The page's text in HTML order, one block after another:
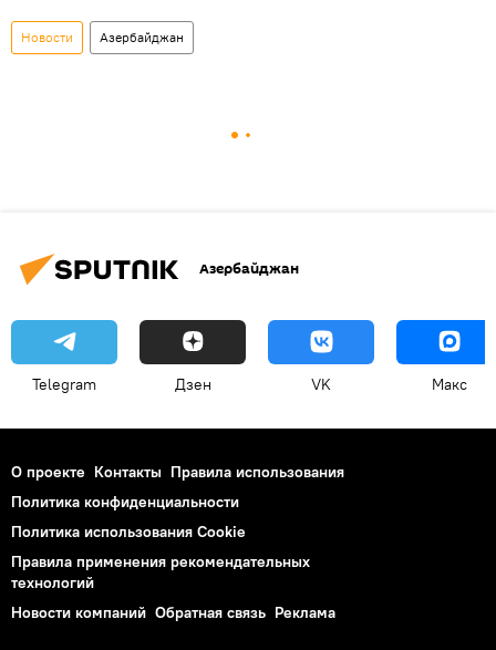
Новости Азербайджан
Азербайджан
Telegram Дзен VK Макс
О проекте Контакты Правила использования
Политика конфиденциальности
Политика использования Cookie
Правила применения рекомендательных
технологий
Новости компаний Обратная связь Реклама